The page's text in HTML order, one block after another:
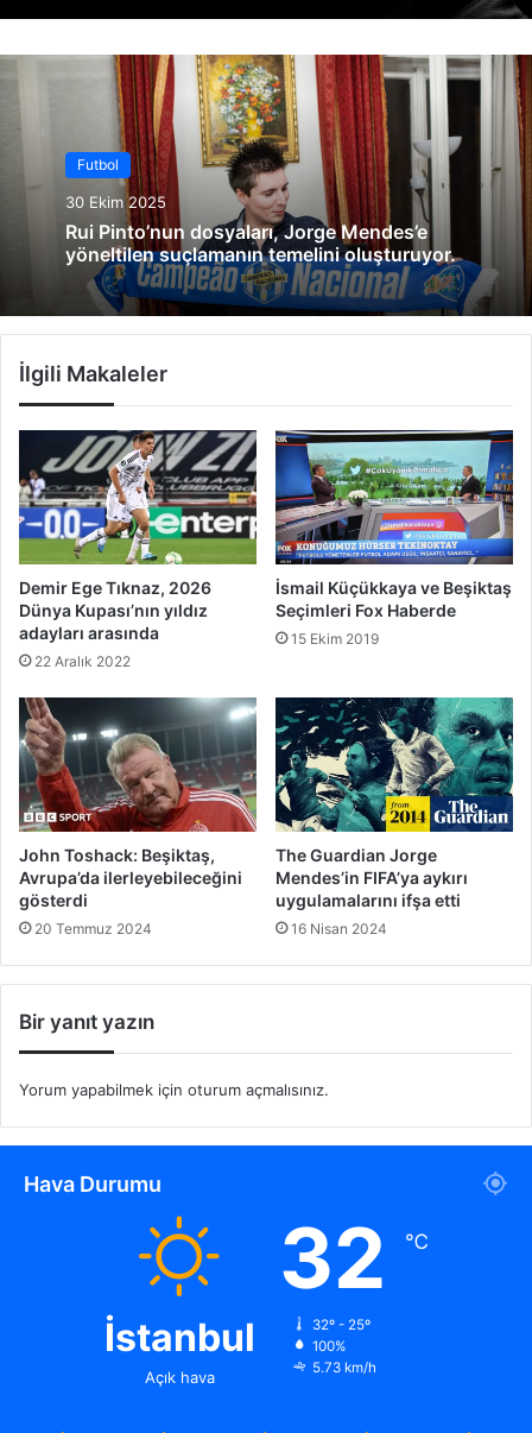
Futbol
30 Ekim 2025
Rui Pinto’nun dosyaları, Jorge Mendes’e
yöneltilen suçlamanın temelini oluşturuyor.
İlgili Makaleler
Demir Ege Tıknaz, 2026
Dünya Kupası’nın yıldız
adayları arasında
22 Aralık 2022
İsmail Küçükkaya ve Beşiktaş
Seçimleri Fox Haberde
15 Ekim 2019
John Toshack: Beşiktaş,
Avrupa’da ilerleyebileceğini
gösterdi
20 Temmuz 2024
The Guardian Jorge
Mendes’in FIFA’ya aykırı
uygulamalarını ifşa etti
16 Nisan 2024
Bir yanıt yazın
Yorum yapabilmek için oturum açmalısınız.
Hava Durumu
İstanbul
Açık hava
32 ℃
32º - 25º
100%
5.73 km/h